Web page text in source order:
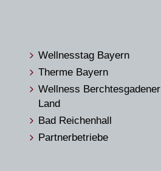
Wellnesstag Bayern
Therme Bayern
Wellness Berchtesgadener
Land
Bad Reichenhall
Partnerbetriebe